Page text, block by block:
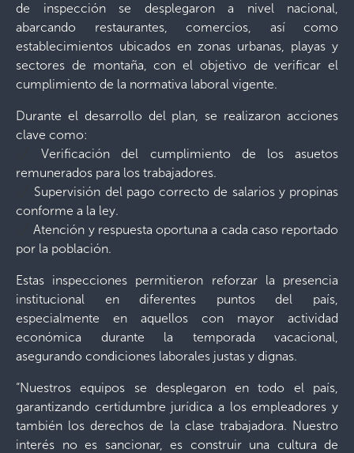
de inspección se desplegaron a nivel nacional,
abarcando restaurantes, comercios, así como
establecimientos ubicados en zonas urbanas, playas y
sectores de montaña, con el objetivo de verificar el
cumplimiento de la normativa laboral vigente.
Durante el desarrollo del plan, se realizaron acciones
clave como:
Verificación del cumplimiento de los asuetos
remunerados para los trabajadores.
Supervisión del pago correcto de salarios y propinas
conforme a la ley.
Atención y respuesta oportuna a cada caso reportado
por la población.
Estas inspecciones permitieron reforzar la presencia
institucional en diferentes puntos del país,
especialmente en aquellos con mayor actividad
económica durante la temporada vacacional,
asegurando condiciones laborales justas y dignas.
“Nuestros equipos se desplegaron en todo el país,
garantizando certidumbre jurídica a los empleadores y
también los derechos de la clase trabajadora. Nuestro
interés no es sancionar, es construir una cultura de